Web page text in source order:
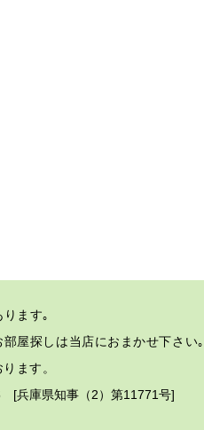
ます｡
部屋探しは当店におまかせ下さい｡
ます。
兵庫県知事（2）第11771号]